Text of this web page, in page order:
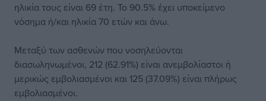
ηλικία τους είναι 69 έτη. To 90.5% έχει υποκείμενο
νόσημα ή/και ηλικία 70 ετών και άνω.
Μεταξύ των ασθενών που νοσηλεύονται
διασωληνωμένοι, 212 (62.91%) είναι ανεμβολίαστοι ή
μερικώς εμβολιασμένοι και 125 (37.09%) είναι πλήρως
εμβολιασμένοι.